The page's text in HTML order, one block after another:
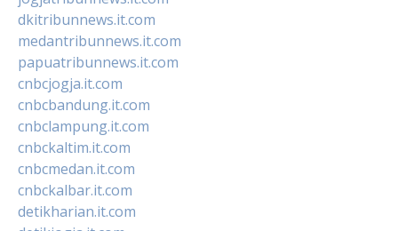
dkitribunnews.it.com
medantribunnews.it.com
papuatribunnews.it.com
cnbcjogja.it.com
cnbcbandung.it.com
cnbclampung.it.com
cnbckaltim.it.com
cnbcmedan.it.com
cnbckalbar.it.com
detikharian.it.com